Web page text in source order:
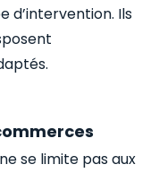
d’intervention. Ils
se limite pas aux